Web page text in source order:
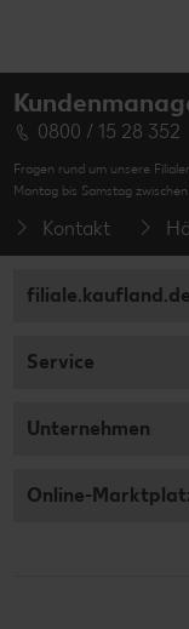
0800 / 15 28 352
Fragen rund um unsere
Montag bis Samstag
Kontakt
filiale.kaufland.de
Service
Unternehmen
Online-